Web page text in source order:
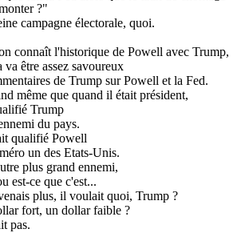
?"
campagne électorale, quoi.
connaît l'historique de Powell avec Trump,
va être assez savoureux
de Trump sur Powell et la Fed.
même que quand il était président,
Trump
du pays.
qualifié Powell
un des Etats-Unis.
plus grand ennemi,
est-ce que c'est...
plus, il voulait quoi, Trump ?
fort, un dollar faible ?
pas.